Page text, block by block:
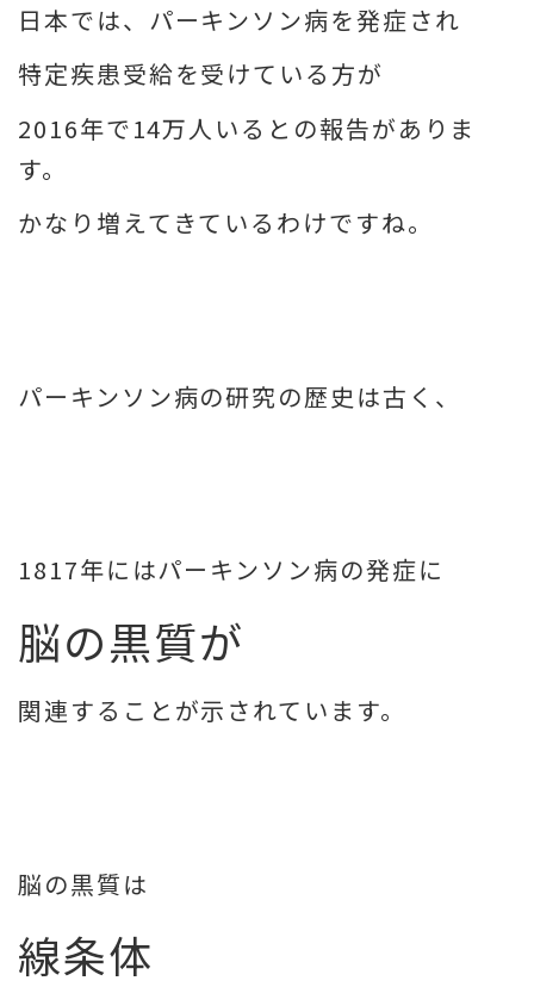
日本では、パーキンソン病を発症され
特定疾患受給を受けている方が
2016年で14万人いるとの報告がありま
す。
かなり増えてきているわけですね。
パーキンソン病の研究の歴史は古く、
1817年にはパーキンソン病の発症に
脳の黒質が
関連することが示されています。
脳の黒質は
線条体